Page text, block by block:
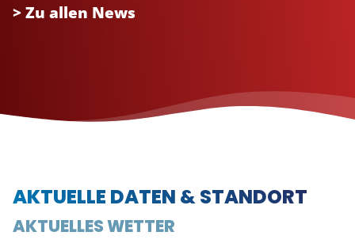
> Zu allen News
AKTUELLE DATEN & STANDORT
AKTUELLES WETTER